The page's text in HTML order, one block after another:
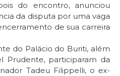
do encontro, anunciou
da disputa por uma vaga
de sua carreira
do Palácio do Buriti, além
Prudente, participaram da
Tadeu Filippelli, o ex-